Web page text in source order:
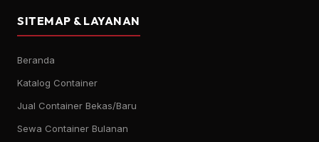
SITEMAP & LAYANAN
Beranda
Katalog Container
Jual Container Bekas/Baru
Sewa Container Bulanan